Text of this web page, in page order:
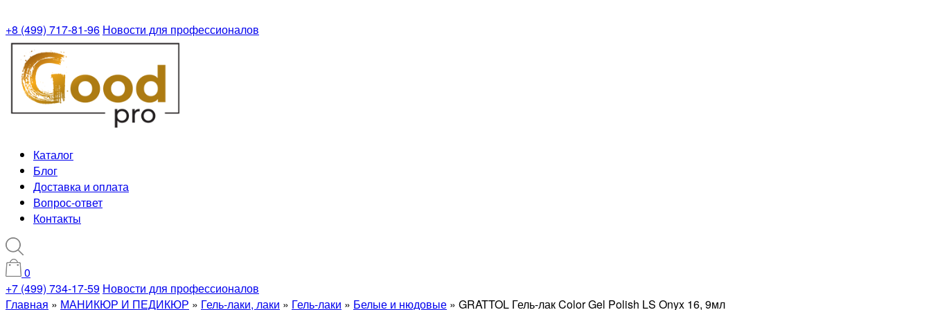
+8 (499) 717-81-96 Новости для профессионалов
Каталог
Блог
Доставка и оплата
Вопрос-ответ
Контакты
0
+7 (499) 734-17-59 Новости для профессионалов
Главная » МАНИКЮР И ПЕДИКЮР » Гель-лаки, лаки » Гель-лаки » Белые и нюдовые » GRATTOL Гель-лак Color Gel Polish LS Onyx 16, 9мл